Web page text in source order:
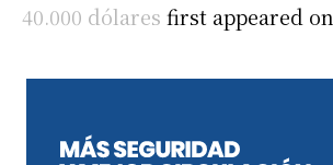
40.000 dólares first appeared on